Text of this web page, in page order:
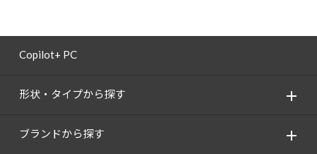
Copilot+ PC
形状・タイプから探す
ブランドから探す